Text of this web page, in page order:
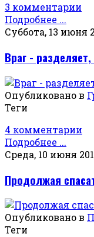
3 комментарии
Подробнее ...
Суббота, 13 июня
Враг -
Опубликовано в
Теги
4 комментарии
Подробнее ...
Среда, 10 июня
Продолжая
Опубликовано в
Теги